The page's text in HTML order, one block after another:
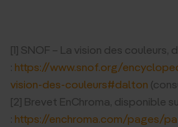
[1] SNOF – La vision des couleurs,
: https://www.snof.org/
vision-des-couleurs#dalton
[2] Brevet EnChroma, disponible
: https://enchroma.com/pages/